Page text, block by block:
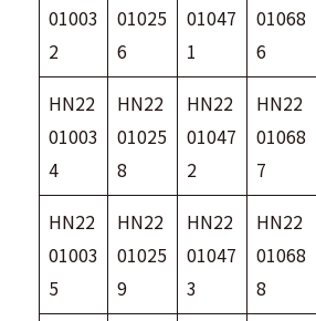
01003
2
01025
6
01047
1
01068
6
HN22
01003
4
HN22
01025
8
HN22
01047
2
HN22
01068
7
HN22
01003
5
HN22
01025
9
HN22
01047
3
HN22
01068
8